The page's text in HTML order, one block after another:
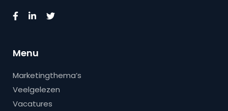
Menu
Marketingthema’s
Veelgelezen
Vacatures